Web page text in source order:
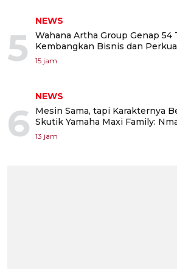
5
NEWS
Wahana Artha Group Genap 54
Kembangkan Bisnis dan
15 jam
6
NEWS
Mesin Sama, tapi Karakternya
Skutik Yamaha Maxi Family:
13 jam